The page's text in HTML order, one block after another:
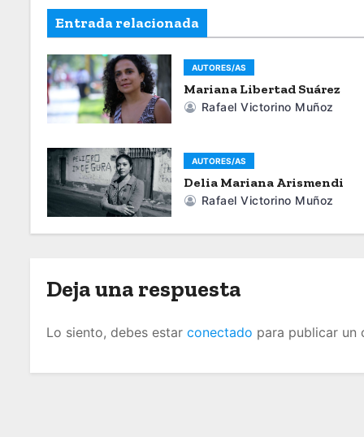
v
e
g
a
c
i
ó
d
e
n
Entrada relacionada
AUTORES/AS
Mariana Libertad Suárez
Rafael Victorino Muñoz
AUTORES/AS
Delia Mariana Arismendi
Rafael Victorino Muñoz
Deja una respuesta
Lo siento, debes estar conectado para publicar un